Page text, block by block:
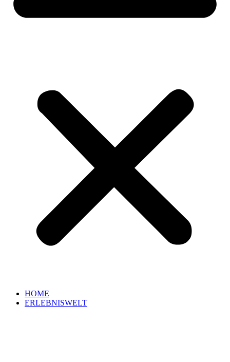
HOME
ERLEBNISWELT